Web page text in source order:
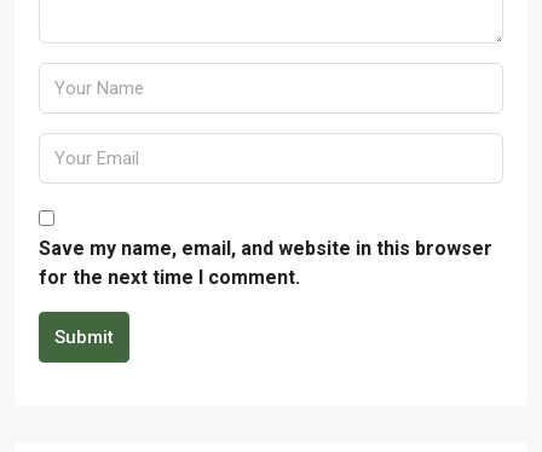
Save my name, email, and website in this browser
for the next time I comment.
Submit